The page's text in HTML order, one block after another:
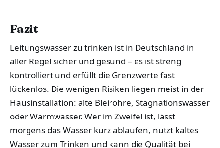
Fazit
Leitungswasser zu trinken ist in Deutschland in
aller Regel sicher und gesund – es ist streng
kontrolliert und erfüllt die Grenzwerte fast
lückenlos. Die wenigen Risiken liegen meist in der
Hausinstallation: alte Bleirohre, Stagnationswasser
oder Warmwasser. Wer im Zweifel ist, lässt
morgens das Wasser kurz ablaufen, nutzt kaltes
Wasser zum Trinken und kann die Qualität bei